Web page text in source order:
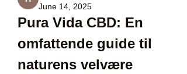
June 14, 2025
Pura Vida CBD: En
omfattende guide til
naturens velvære